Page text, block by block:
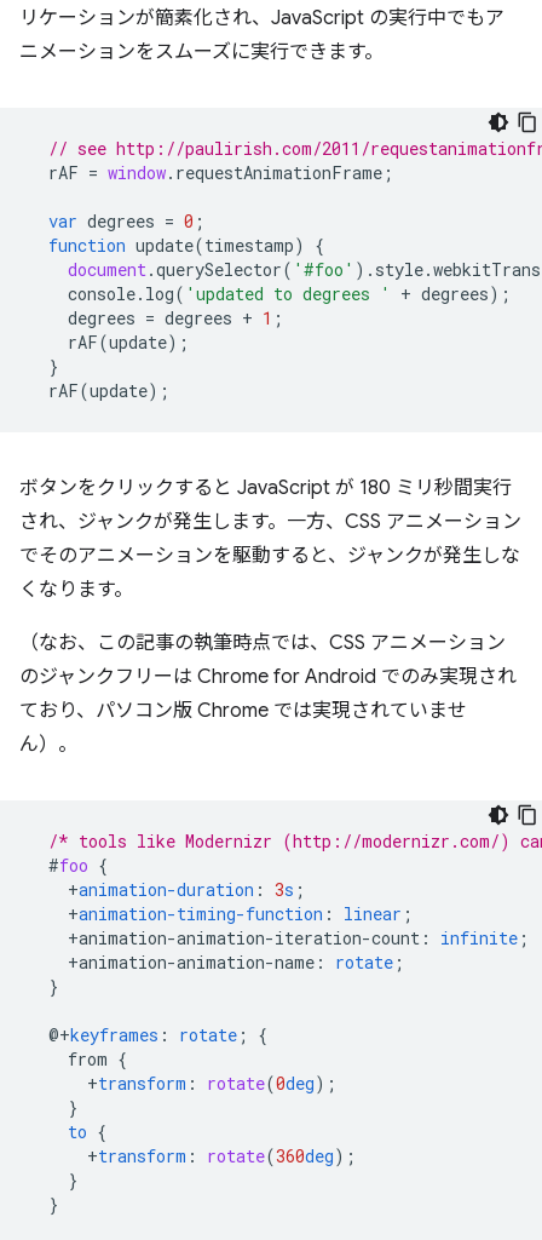
リケーションが簡素化され、JavaScript の実行中でもア
ニメーションをスムーズに実行できます。
// see http://paulirish.com/2011/
rAF = window. requestAnimationFrame ;
var degrees = 0 ;
function update(timestamp)
{
document .querySelector( '#foo' ). style.
console. log( 'updated to degrees ' + degrees);
degrees = degrees + 1 ;
rAF(update);
}
rAF(update);
ボタンをクリックすると JavaScript が 180 ミリ秒間実行
され、ジャンクが発生します。一方、CSS アニメーション
でそのアニメーションを駆動すると、ジャンクが発生しな
くなります。
（なお、この記事の執筆時点では、CSS アニメーション
のジャンクフリーは Chrome for Android でのみ実現され
ており、パソコン版 Chrome では実現されていませ
ん）。
/* tools like Modernizr (http://modernizr.com/)
#foo {
+animation-duration : 3s ;
+animation-timing-function : linear ;
+animation-animation-iteration-count : infinite ;
+animation-animation-name : rotate ;
}
@+keyframes : rotate ;
{
from {
+transform : rotate(0deg);
}
to {
+transform : rotate(360deg);
}
}